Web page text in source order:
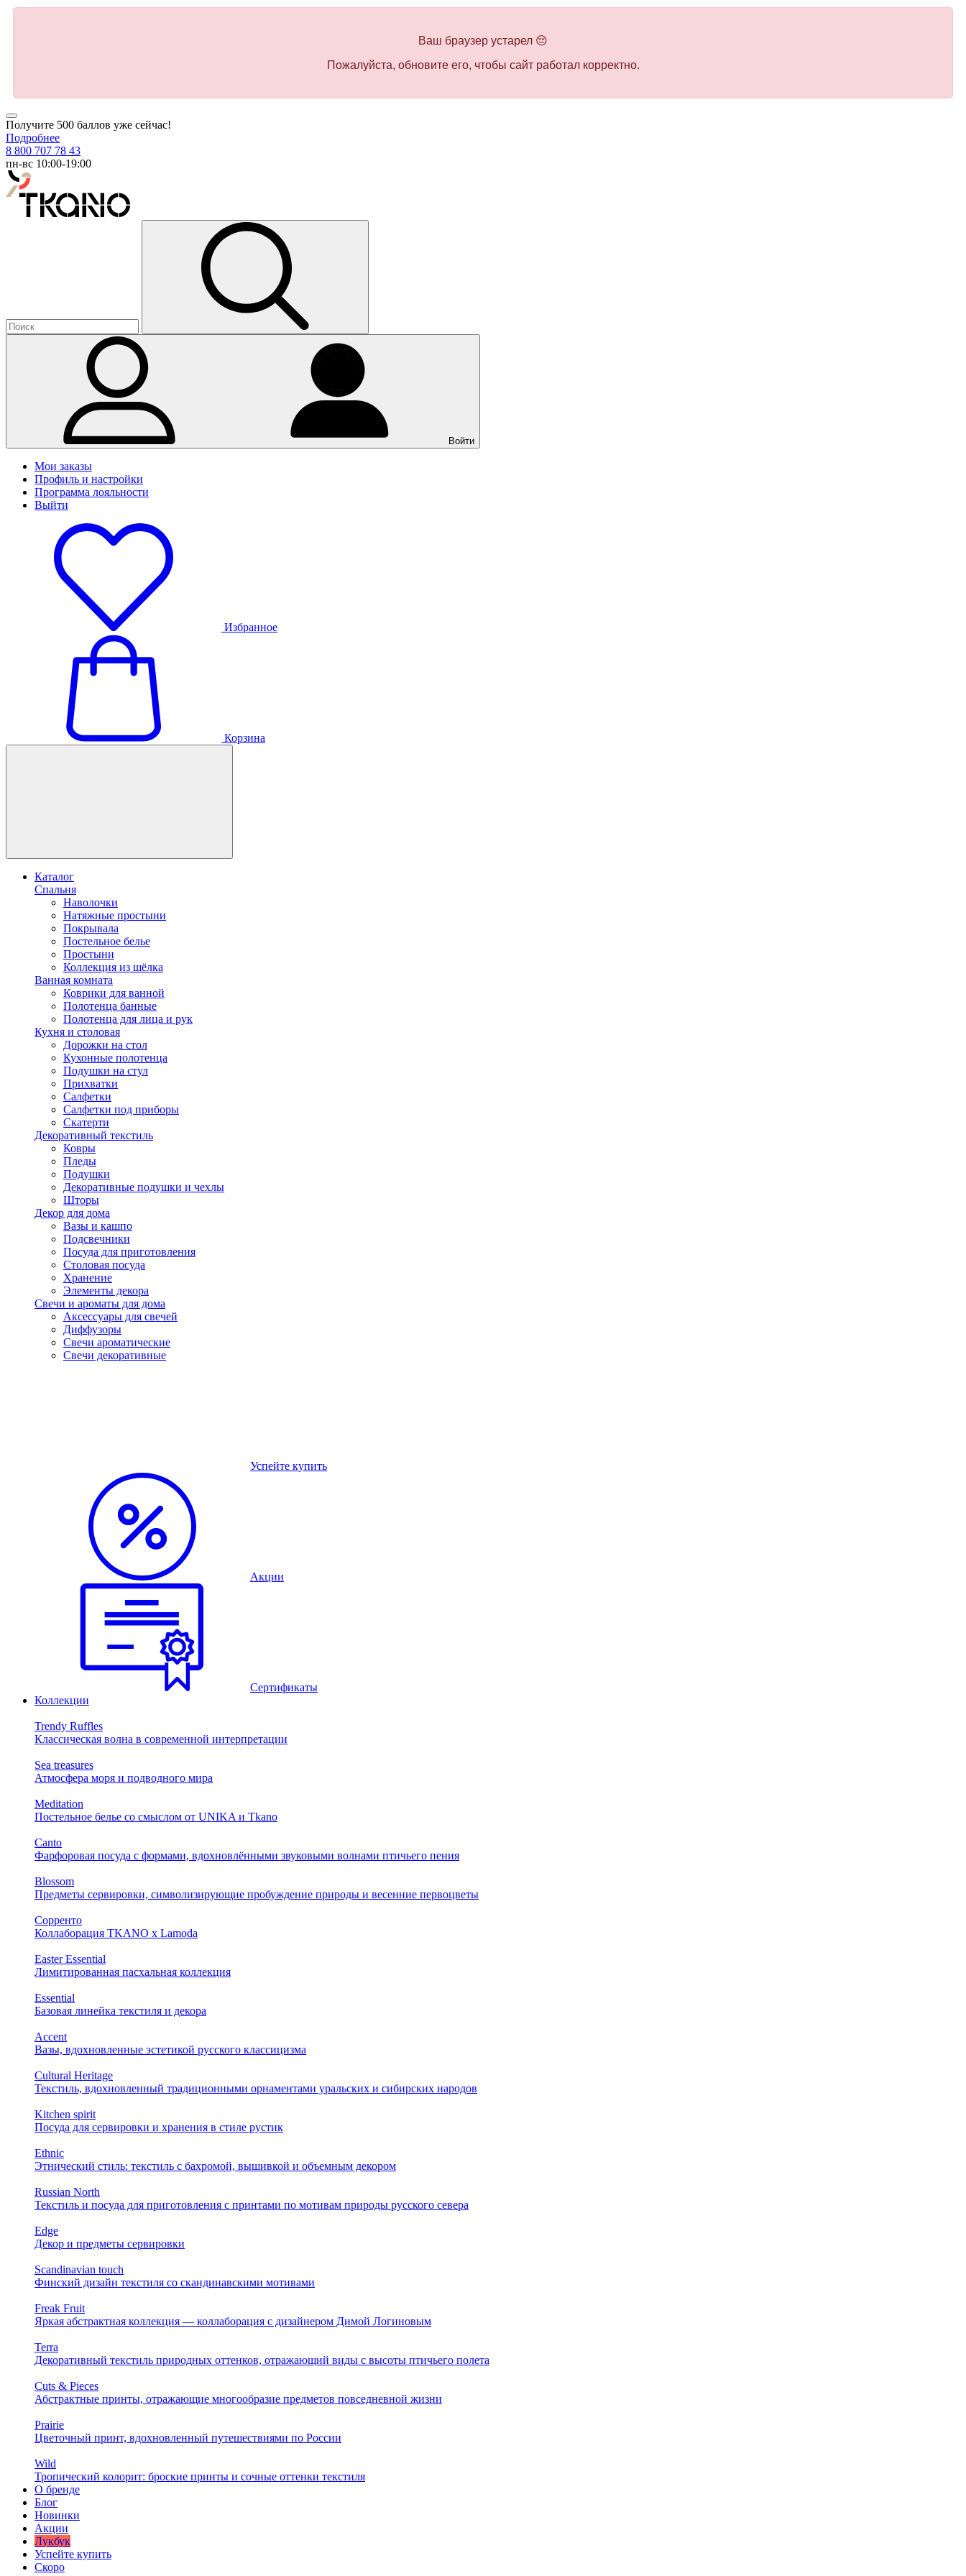
Ваш браузер устарел 😔
Пожалуйста, обновите его, чтобы сайт работал корректно.
Получите 500 баллов уже сейчас!
Подробнее
8 800 707 78 43
пн-вс 10:00-19:00
Войти
Мои заказы
Профиль и настройки
Программа лояльности
Выйти
Избранное
Корзина
Каталог
Спальня
Наволочки
Натяжные простыни
Покрывала
Постельное белье
Простыни
Коллекция из шёлка
Ванная комната
Коврики для ванной
Полотенца банные
Полотенца для лица и рук
Кухня и столовая
Дорожки на стол
Кухонные полотенца
Подушки на стул
Прихватки
Салфетки
Салфетки под приборы
Скатерти
Декоративный текстиль
Ковры
Пледы
Подушки
Декоративные подушки и чехлы
Шторы
Декор для дома
Вазы и кашпо
Подсвечники
Посуда для приготовления
Столовая посуда
Хранение
Элементы декора
Свечи и ароматы для дома
Аксессуары для свечей
Диффузоры
Свечи ароматические
Свечи декоративные
Успейте купить
Акции
Сертификаты
Коллекции
Trendy Ruffles
Классическая волна в современной интерпретации
Sea treasures
Атмосфера моря и подводного мира
Meditation
Постельное белье со смыслом от UNIKA и Tkano
Canto
Фарфоровая посуда с формами, вдохновлёнными звуковыми волнами птичьего пения
Blossom
Предметы сервировки, символизирующие пробуждение природы и весенние первоцветы
Сорренто
Коллаборация TKANO х Lamoda
Easter Essential
Лимитированная пасхальная коллекция
Essential
Базовая линейка текстиля и декора
Accent
Вазы, вдохновленные эстетикой русского классицизма
Cultural Heritage
Текстиль, вдохновленный традиционными орнаментами уральских и сибирских народов
Kitchen spirit
Посуда для сервировки и хранения в стиле рустик
Ethnic
Этнический стиль: текстиль с бахромой, вышивкой и объемным декором
Russian North
Текстиль и посуда для приготовления с принтами по мотивам природы русского севера
Edge
Декор и предметы сервировки
Scandinavian touch
Финский дизайн текстиля со скандинавскими мотивами
Freak Fruit
Яркая абстрактная коллекция — коллаборация с дизайнером Димой Логиновым
Terra
Декоративный текстиль природных оттенков, отражающий виды с высоты птичьего полета
Cuts & Pieces
Абстрактные принты, отражающие многообразие предметов повседневной жизни
Prairie
Цветочный принт, вдохновленный путешествиями по России
Wild
Тропический колорит: броские принты и сочные оттенки текстиля
О бренде
Блог
Новинки
Акции
Лукбук
Успейте купить
Скоро